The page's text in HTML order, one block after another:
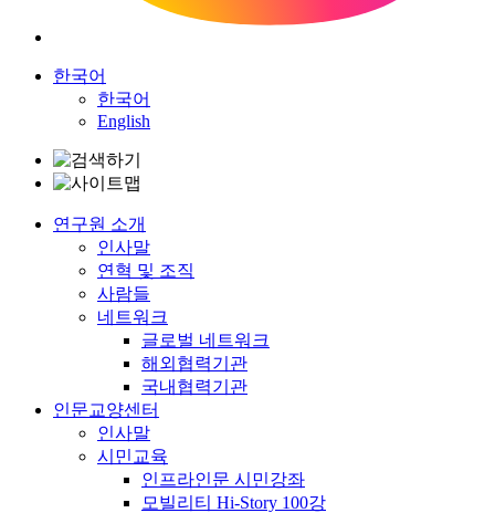
한국어
한국어
English
연구원 소개
인사말
연혁 및 조직
사람들
네트워크
글로벌 네트워크
해외협력기관
국내협력기관
인문교양센터
인사말
시민교육
인프라인문 시민강좌
모빌리티 Hi-Story 100강